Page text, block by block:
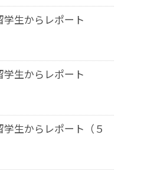
学生からレポート
学生からレポート
学生からレポート（５